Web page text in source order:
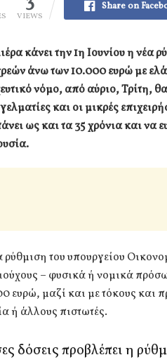
VIEWS
Share on
κάνει την 1η Ιουνίου η
άνω των 10.000 ευρώ με
νόμο, από αύριο, Τρίτη,
και οι μικρές
ως και τα 35 χρόνια και να
ρύθμιση του υπουργείου
– φυσικά ή νομικά
ευρώ, μαζί και με τόκους και
ή άλλους πιστωτές.
δόσεις προβλέπει η